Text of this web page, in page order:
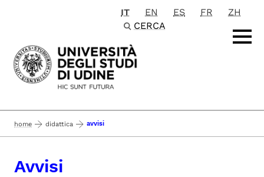
Passa al contenuto principale
IT EN ES FR
ZH
CERCA
home didattica avvisi
Avvisi